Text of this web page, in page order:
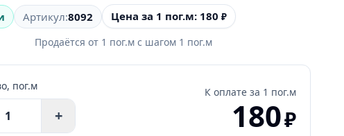
Артикул:8092 Цена за 1 пог.м: 180 ₽
Продаётся от 1 пог.м с шагом 1 пог.м
пог.м
+
К оплате за 1 пог.м
180₽